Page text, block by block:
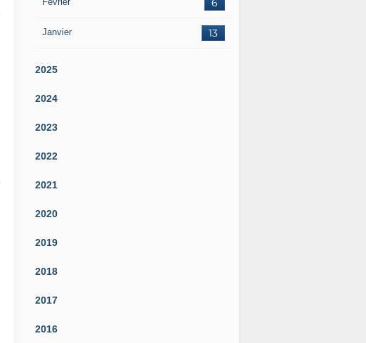
Janvier 13
2025
2024
2023
2022
2021
2020
2019
2018
2017
2016